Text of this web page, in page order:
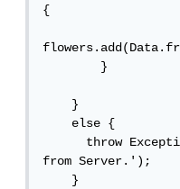
{
        }
    }
    else {
      throw Exception('Failed to load data
from Server.');
    }